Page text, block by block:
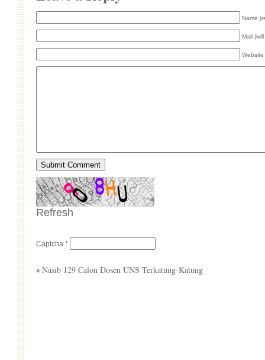
Name
Mail
Website
Refresh
Captcha *
« Nasib 129 Calon Dosen UNS Terkatung-Katung